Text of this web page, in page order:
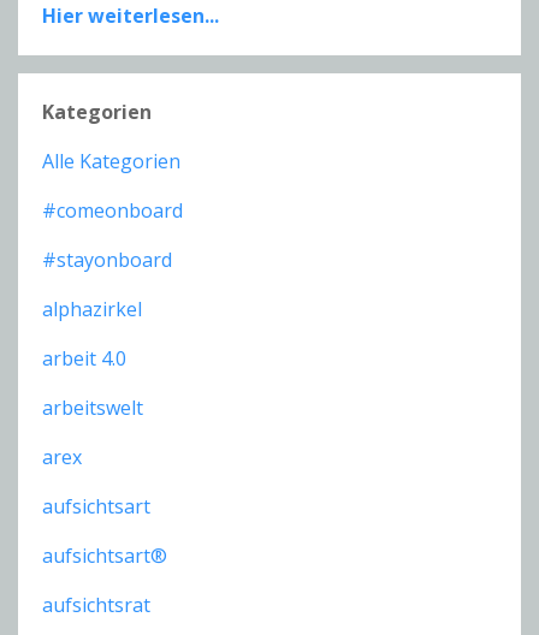
Hier weiterlesen...
Kategorien
Alle Kategorien
#comeonboard
#stayonboard
alphazirkel
arbeit 4.0
arbeitswelt
arex
aufsichtsart
aufsichtsart®
aufsichtsrat